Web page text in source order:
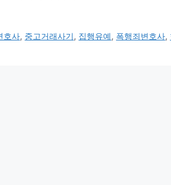
호사, 중고거래사기, 집행유예, 폭행죄변호사,